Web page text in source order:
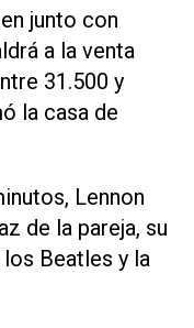
junto con
a la venta
31.500 y
la casa de
Lennon
de la pareja, su
Beatles y la